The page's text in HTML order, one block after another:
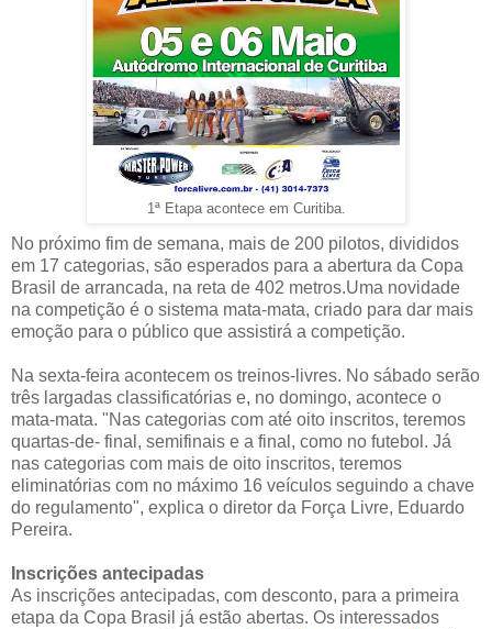
1ª Etapa acontece em Curitiba.
No próximo fim de semana, mais de 200 pilotos, divididos
em 17 categorias, são esperados para a abertura da Copa
Brasil de arrancada, na reta de 402 metros.Uma novidade
na competição é o sistema mata-mata, criado para dar mais
emoção para o público que assistirá a competição.
Na sexta-feira acontecem os treinos-livres. No sábado serão
três largadas classificatórias e, no domingo, acontece o
mata-mata. "Nas categorias com até oito inscritos, teremos
quartas-de- final, semifinais e a final, como no futebol. Já
nas categorias com mais de oito inscritos, teremos
eliminatórias com no máximo 16 veículos seguindo a chave
do regulamento", explica o diretor da Força Livre, Eduardo
Pereira.
Inscrições antecipadas
As inscrições antecipadas, com desconto, para a primeira
etapa da Copa Brasil já estão abertas. Os interessados